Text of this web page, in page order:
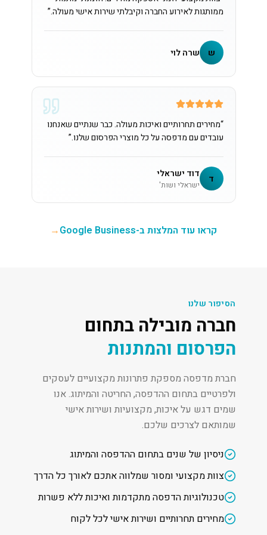
ממותגות לאירוע החברה וקיבלתי שירות אישי מעולה.”
ש שרה לוי
“מחירים תחרותיים ואיכות מעולה. כבר שנתיים שאנחנו
עובדים עם מדפסה על כל מוצרי הפרסום שלנו.”
ד דוד ישראלי
ישראלי ושות'
קראו עוד המלצות ב-Google Business →
הסיפור שלנו
חברה מובילה בתחום
הפרסום והמתנות
חברת מדפסה מספקת פתרונות מקצועיים לעסקים
ולפרטיים בתחום ההדפסה, החריטה והמיתוג. אנו
שמים דגש על איכות, מקצועיות ושירות אישי
שמותאם לצרכים שלכם.
ניסיון של שנים בתחום ההדפסה והמיתוג
צוות מקצועי ומסור שמלווה אתכם לאורך כל הדרך
טכנולוגיות הדפסה מתקדמות ואיכות ללא פשרות
מחירים תחרותיים ושירות אישי לכל לקוח